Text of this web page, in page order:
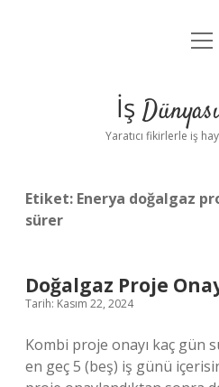
Yasal
İş
Yaratıcı fikirlerle iş
Etiket: Enerya doğalgaz
sürer
Doğalgaz Proje
Tarih: Kasım 22, 2024
Kombi proje onayı kaç gün
en geç 5 (beş) iş günü